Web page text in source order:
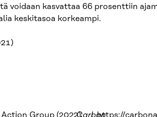
voidaan kasvattaa 66 prosenttiin
keskitasoa korkeampi.
Action Group (2022):Carbonhttps://